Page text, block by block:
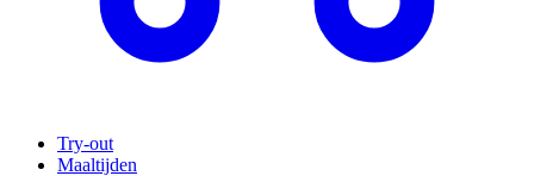
Try-out
Maaltijden